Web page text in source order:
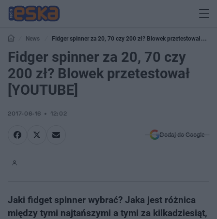
News
Fidger spinner za 20, 70 czy 200 zł? Blowek przetestował
[YOUTUBE]
Fidger spinner za 20, 70 czy
200 zł? Blowek przetestował
[YOUTUBE]
2017-06-16 12:02
Dodaj do Google
Jaki fidget spinner wybrać? Jaka jest różnica
między tymi najtańszymi a tymi za kilkadziesiąt,